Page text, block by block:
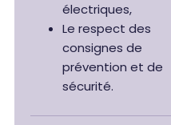
électriques,
Le respect des
consignes de
prévention et de
sécurité.